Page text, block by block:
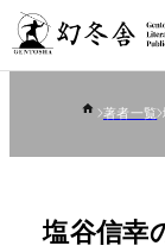
著者一覧
塩谷信幸